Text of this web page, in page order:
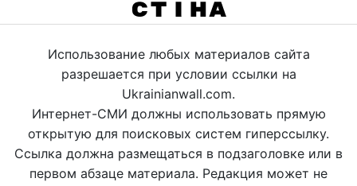
Использование любых материалов сайта
разрешается при условии ссылки на
Ukrainianwall.com.
Интернет-СМИ должны использовать прямую
открытую для поисковых систем гиперссылку.
Ссылка должна размещаться в подзаголовке или в
первом абзаце материала. Редакция может не